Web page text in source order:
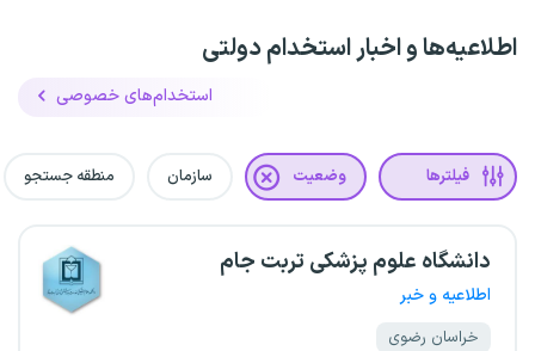
اطلاعیه‌ها و اخبار استخدام دولتی
استخدام‌های خصوصی
فیلترها وضعیت سازمان منطقه جستجو
دانشگاه علوم پزشکی تربت جام
اطلاعیه و خبر
خراسان رضوی